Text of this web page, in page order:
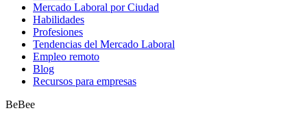
Mercado Laboral por Ciudad
Habilidades
Profesiones
Tendencias del Mercado Laboral
Empleo remoto
Blog
Recursos para empresas
BeBee